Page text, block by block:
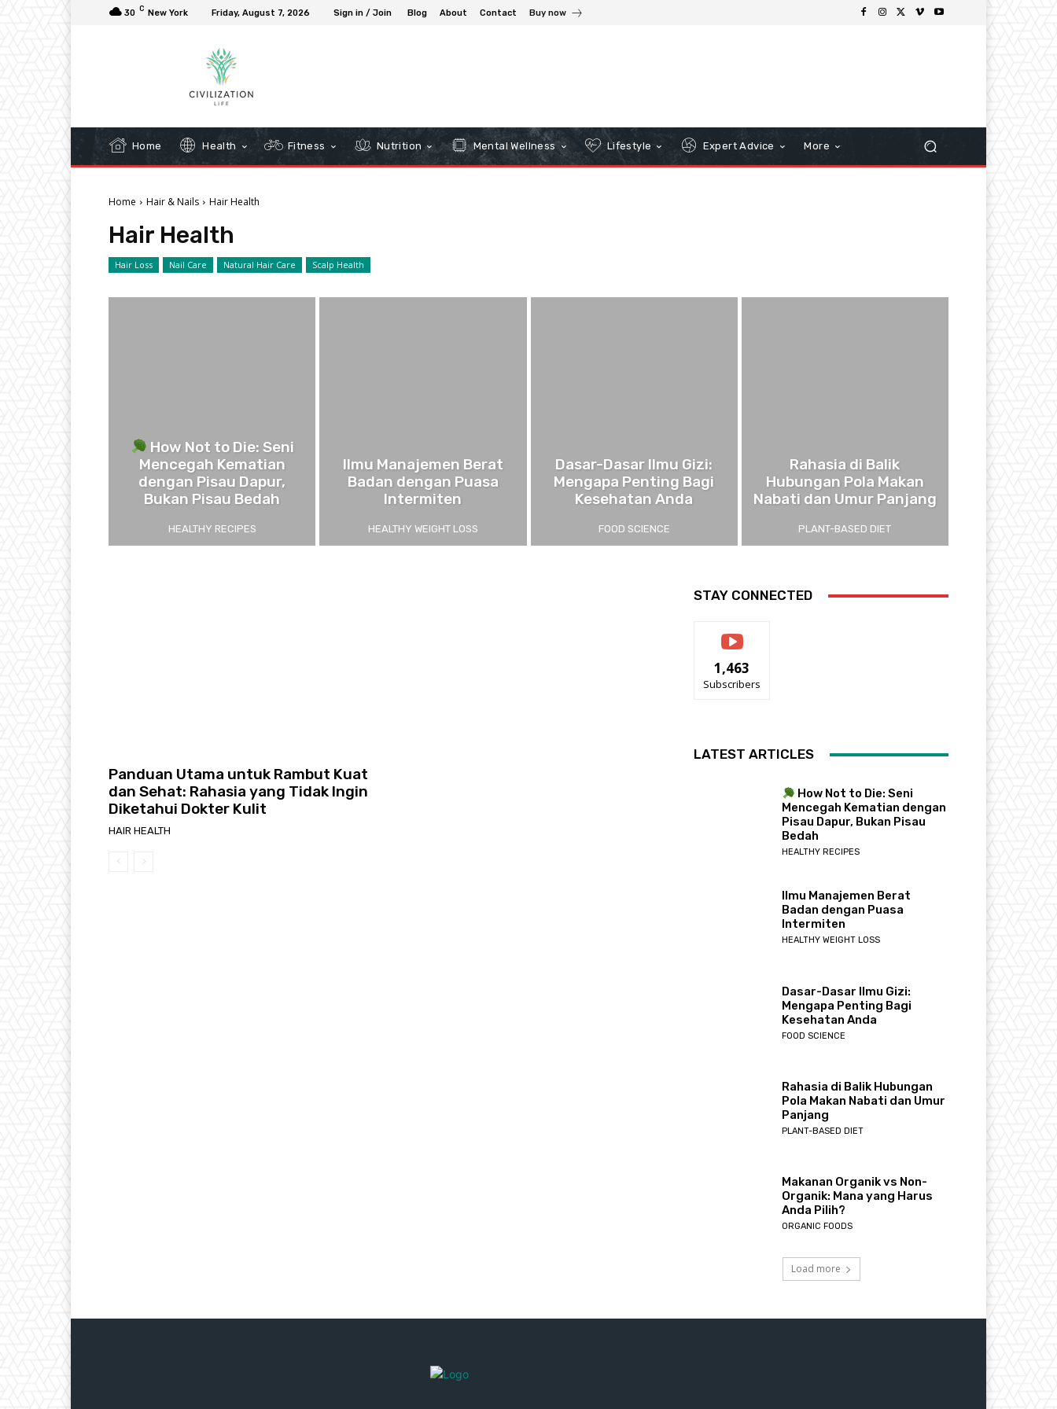
30 C New York Friday, August 7, 2026 Sign in / Join Blog About Contact Buy now
Home Health Fitness Nutrition Mental Wellness Lifestyle Expert Advice More
Home Hair & Nails Hair Health
Hair Health
Hair Loss Nail Care Natural Hair Care Scalp Health
How Not to Die: Seni
Mencegah Kematian
dengan Pisau Dapur,
Bukan Pisau Bedah
HEALTHY RECIPES
Ilmu Manajemen Berat
Badan dengan Puasa
Intermiten
HEALTHY WEIGHT LOSS
Dasar-Dasar Ilmu Gizi:
Mengapa Penting Bagi
Kesehatan Anda
FOOD SCIENCE
Rahasia di Balik
Hubungan Pola Makan
Nabati dan Umur Panjang
PLANT-BASED DIET
Panduan Utama untuk Rambut Kuat
dan Sehat: Rahasia yang Tidak Ingin
Diketahui Dokter Kulit
HAIR HEALTH
STAY CONNECTED
1,463
Subscribers
LATEST ARTICLES
How Not to Die: Seni
Mencegah Kematian dengan
Pisau Dapur, Bukan Pisau
Bedah
HEALTHY RECIPES
Ilmu Manajemen Berat
Badan dengan Puasa
Intermiten
HEALTHY WEIGHT LOSS
Dasar-Dasar Ilmu Gizi:
Mengapa Penting Bagi
Kesehatan Anda
FOOD SCIENCE
Rahasia di Balik Hubungan
Pola Makan Nabati dan Umur
Panjang
PLANT-BASED DIET
Makanan Organik vs Non-
Organik: Mana yang Harus
Anda Pilih?
ORGANIC FOODS
Load more